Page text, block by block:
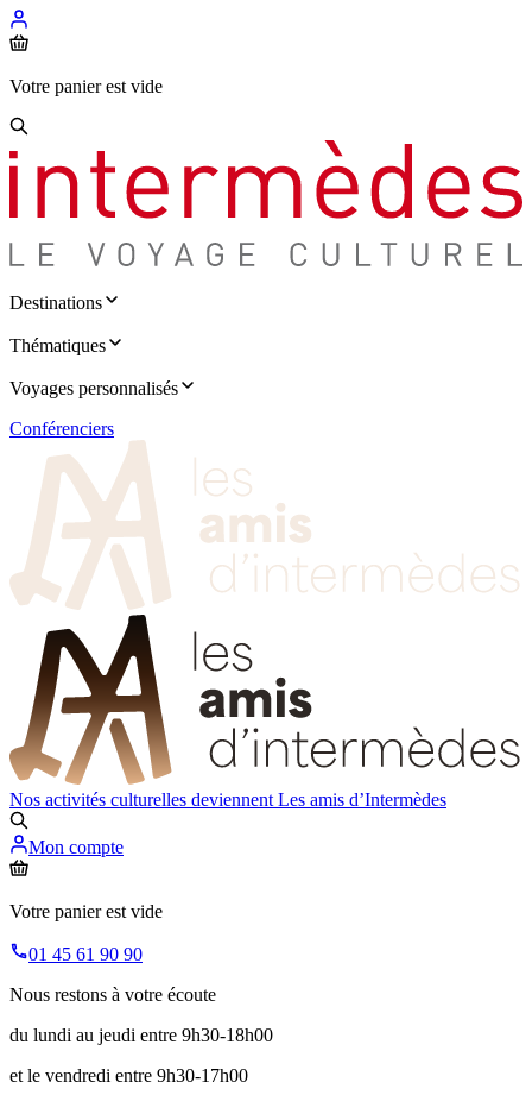
Votre panier est vide
Destinations
Thématiques
Voyages personnalisés
Conférenciers
Nos activités culturelles deviennent Les amis d’Intermèdes
Mon compte
Votre panier est vide
01 45 61 90 90
Nous restons à votre écoute
du lundi au jeudi entre 9h30-18h00
et le vendredi entre 9h30-17h00